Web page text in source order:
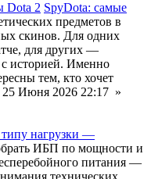
SpyDota: самые
предметов в
скинов. Для одних
для других —
историей. Именно
тем, кто хочет
25 Июня 2026 22:17 »
нагрузки —
ИБП по мощности и
питания —
технических